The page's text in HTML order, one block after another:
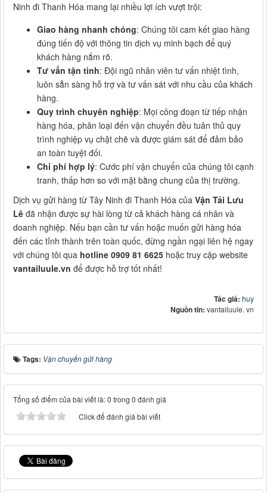
Ninh đi Thanh Hóa mang lại nhiều lợi ích vượt trội:
Giao hàng nhanh chóng: Chúng tôi cam kết giao hàng
đúng tiến độ với thông tin dịch vụ minh bạch để quý
khách hàng nắm rõ.
Tư vấn tận tình: Đội ngũ nhân viên tư vấn nhiệt tình,
luôn sẵn sàng hỗ trợ và tư vấn sát với nhu cầu của khách
hàng.
Quy trình chuyên nghiệp: Mọi công đoạn từ tiếp nhận
hàng hóa, phân loại đến vận chuyển đều tuân thủ quy
trình nghiệp vụ chặt chẽ và được giám sát để đảm bảo
an toàn tuyệt đối.
Chi phí hợp lý: Cước phí vận chuyển của chúng tôi cạnh
tranh, thấp hơn so với mặt bằng chung của thị trường.
Dịch vụ gửi hàng từ Tây Ninh đi Thanh Hóa của Vận Tải Lưu
Lê đã nhận được sự hài lòng từ cả khách hàng cá nhân và
doanh nghiệp. Nếu bạn cần tư vấn hoặc muốn gửi hàng hóa
đến các tỉnh thành trên toàn quốc, đừng ngần ngại liên hệ ngay
với chúng tôi qua hotline 0909 81 6625 hoặc truy cập website
vantailuule.vn để được hỗ trợ tốt nhất!
Tác giả: huy
Nguồn tin: vantailuule. vn
Tags: Vận chuyển gửi hàng
Tổng số điểm của bài viết là: 0 trong 0 đánh giá
Click để đánh giá bài viết